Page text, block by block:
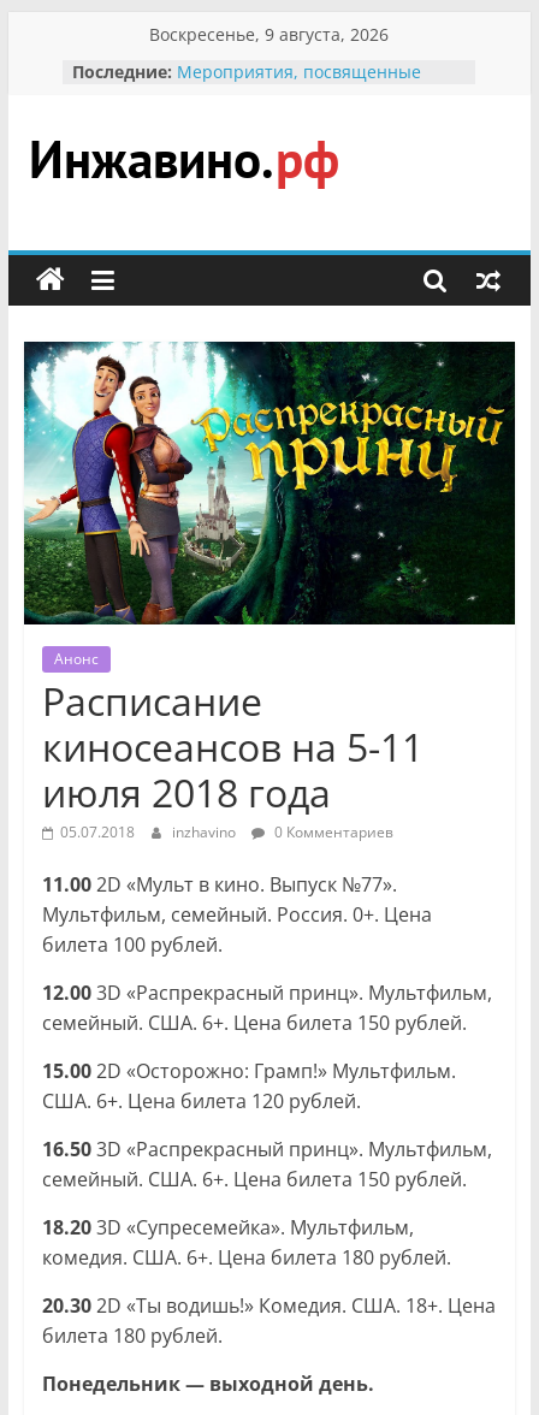
содержимому
Воскресенье, 9 августа, 2026
Последние: Мероприятия, посвященные
гражданин Инжавинского округа»
участнице Великой
Отечественной, фронтовичке
Безопасность в сети Интернет
мероприятии «Сохраним
первоцветы!»
В вольере Воронинского
заповедника родились крапчатые
суслики
Инжавино.рф
сельский
портал
Анонс
Расписание
киносеансов на 5-11
июля 2018 года
05.07.2018 inzhavino 0 Комментариев
11.002D «Мульт в кино. Выпуск №77».
Мультфильм, семейный. Россия. 0+. Цена
билета 100 рублей.
12.003D «Распрекрасный принц». Мультфильм,
семейный. США. 6+. Цена билета 150 рублей.
15.002D «Осторожно: Грамп!» Мультфильм.
США. 6+. Цена билета 120 рублей.
16.503D «Распрекрасный принц». Мультфильм,
семейный. США. 6+. Цена билета 150 рублей.
18.203D «Супресемейка». Мультфильм,
комедия. США. 6+. Цена билета 180 рублей.
20.302D «Ты водишь!» Комедия. США. 18+. Цена
билета 180 рублей.
Понедельник — выходной день.